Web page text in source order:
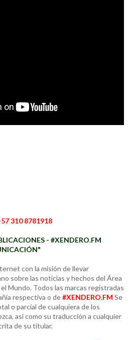
310 8781918
- #XENDERO.FM
con la misión de llevar
sobre las noticias y hechos del Área
Mundo. Todos las marcas registradas
respectiva o de#XENDERO.FM Se
o parcial de cualquiera de los
así como su traducción a cualquier
de su titular.